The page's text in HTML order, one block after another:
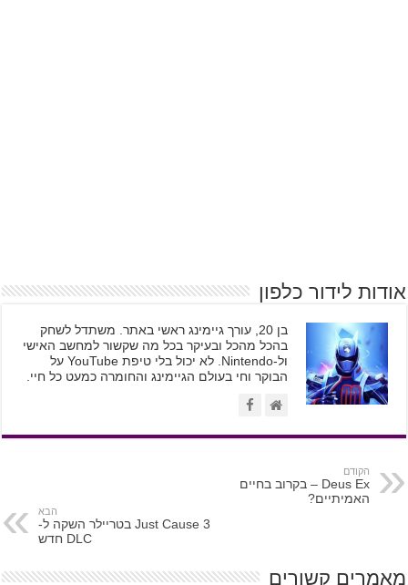
אודות לידור כלפון
בן 20, עורך גיימינג ראשי באתר. משתדל לשחק
בהכל מהכל ובעיקר בכל מה שקשור למחשב האישי
ול-Nintendo. לא יכול בלי טיפת YouTube על
הבוקר וחי בעולם הגיימינג והחומרה כמעט כל חיי.
הקודם
Deus Ex – בקרוב בחיים
האמיתיים?
הבא
Just Cause 3 בטריילר השקה ל-
DLC חדש
מאמרים קשורים